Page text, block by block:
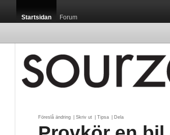
Startsidan Forum
Föreslå ändring Skriv ut Tipsa Dela